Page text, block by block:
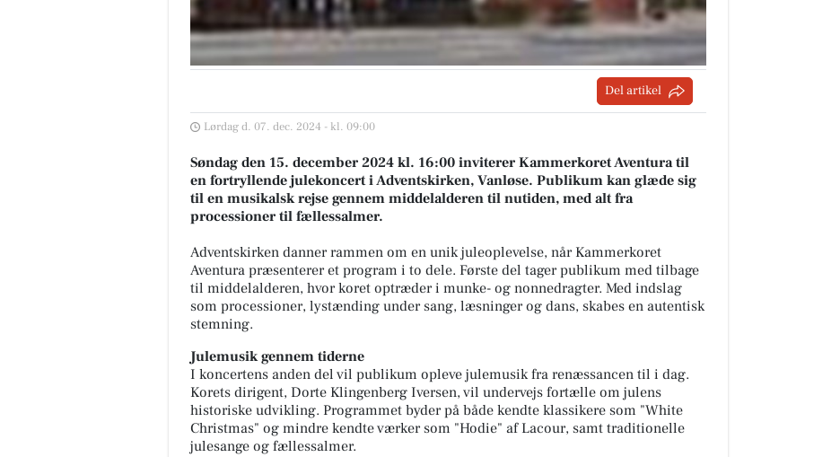
Del artikel
Lørdag d. 07. dec. 2024 - kl. 09:00
Søndag den 15. december 2024 kl. 16:00 inviterer Kammerkoret Aventura til
en fortryllende julekoncert i Adventskirken, Vanløse. Publikum kan glæde sig
til en musikalsk rejse gennem middelalderen til nutiden, med alt fra
processioner til fællessalmer.
Adventskirken danner rammen om en unik juleoplevelse, når Kammerkoret
Aventura præsenterer et program i to dele. Første del tager publikum med tilbage
til middelalderen, hvor koret optræder i munke- og nonnedragter. Med indslag
som processioner, lystænding under sang, læsninger og dans, skabes en autentisk
stemning.
Julemusik gennem tiderne
I koncertens anden del vil publikum opleve julemusik fra renæssancen til i dag.
Korets dirigent, Dorte Klingenberg Iversen, vil undervejs fortælle om julens
historiske udvikling. Programmet byder på både kendte klassikere som "White
Christmas" og mindre kendte værker som "Hodie" af Lacour, samt traditionelle
julesange og fællessalmer.